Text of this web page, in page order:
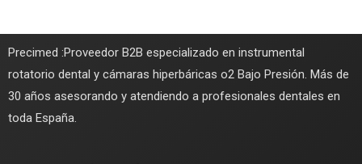
Precimed :Proveedor B2B especializado en instrumental
rotatorio dental y cámaras hiperbáricas o2 Bajo Presión. Más de
30 años asesorando y atendiendo a profesionales dentales en
toda España.